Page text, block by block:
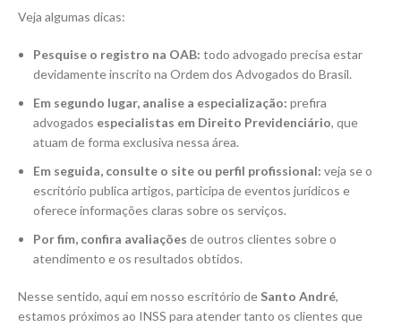
Veja algumas dicas:
Pesquise o registro na OAB: todo advogado precisa estar
devidamente inscrito na Ordem dos Advogados do Brasil.
Em segundo lugar, analise a especialização: prefira
advogados especialistas em Direito Previdenciário, que
atuam de forma exclusiva nessa área.
Em seguida, consulte o site ou perfil profissional: veja se o
escritório publica artigos, participa de eventos jurídicos e
oferece informações claras sobre os serviços.
Por fim, confira avaliações de outros clientes sobre o
atendimento e os resultados obtidos.
Nesse sentido, aqui em nosso escritório de Santo André,
estamos próximos ao INSS para atender tanto os clientes que